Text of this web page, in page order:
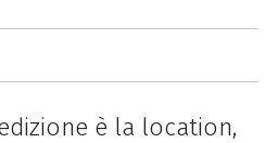
è la location,